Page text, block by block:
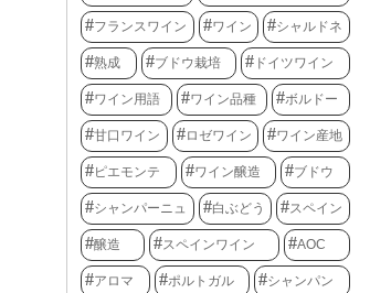
フランスワイン ワイン シャルドネ
熟成 ブドウ栽培 ドイツワイン
ワイン用語 ワイン品種 ボルドー
甘口ワイン ロゼワイン ワイン産地
ピエモンテ ワイン醸造 ブドウ
シャンパーニュ 白ぶどう スペイン
醸造 スペインワイン AOC
アロマ ポルトガル シャンパン